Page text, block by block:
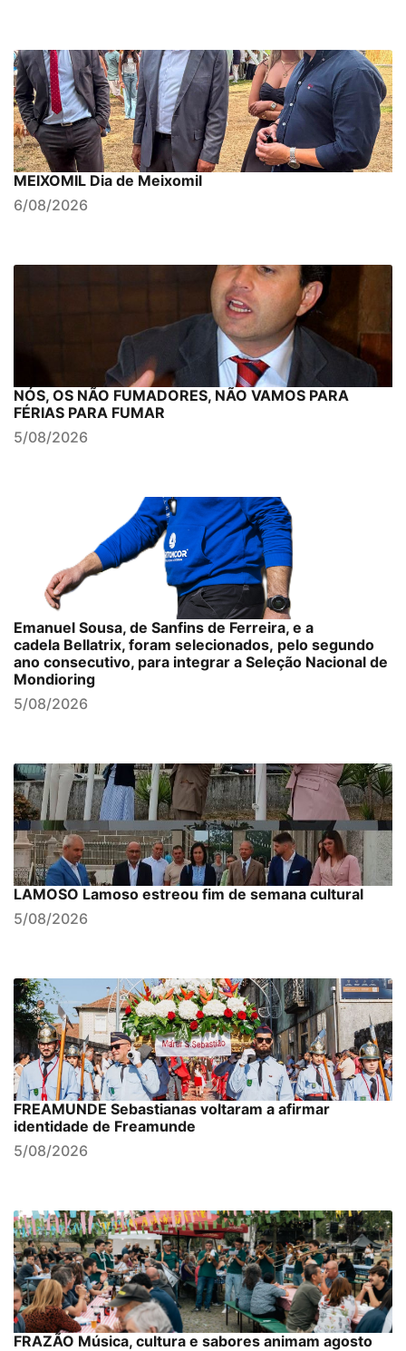
MEIXOMIL Dia de Meixomil
6/08/2026
NÓS, OS NÃO FUMADORES, NÃO VAMOS PARA
FÉRIAS PARA FUMAR
5/08/2026
Emanuel Sousa, de Sanfins de Ferreira, e a
cadela Bellatrix, foram selecionados, pelo segundo
ano consecutivo, para integrar a Seleção Nacional de
Mondioring
5/08/2026
LAMOSO Lamoso estreou fim de semana cultural
5/08/2026
FREAMUNDE Sebastianas voltaram a afirmar
identidade de Freamunde
5/08/2026
FRAZÃO Música, cultura e sabores animam agosto